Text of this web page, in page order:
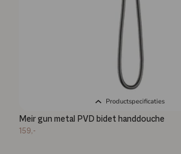
Productspecificaties
Meir gun metal PVD bidet handdouche
159,-